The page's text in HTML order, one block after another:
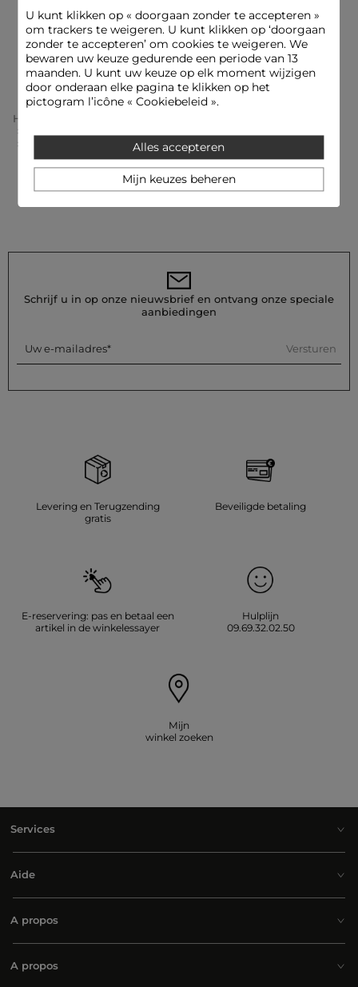
Truien ronde hals Truien
Truien met korte mouwen
Home
Gebreide Top Met Brede Bandjes Marineblauw Vrouw
Schrijf u in op onze nieuwsbrief en ontvang onze speciale
aanbiedingen
Uw e-mailadres Versturen
Levering en Terugzending
gratis
Beveiligde betaling
E-reservering: pas en betaal een
artikel in de winkelessayer
Hulplijn
09.69.32.02.50
Mijn
winkel zoeken
Services
Aide
A propos
A propos
U kunt klikken op « doorgaan zonder te accepteren»
om trackers te weigeren. U kunt klikken op ‘doorgaan
zonder te accepteren’ om cookies te weigeren. We
bewaren uw keuze gedurende een periode van 13
maanden. U kunt uw keuze op elk moment wijzigen
door onderaan elke pagina te klikken op het
pictogram l’icône « Cookiebeleid ».
Alles accepteren
Mijn keuzes beheren